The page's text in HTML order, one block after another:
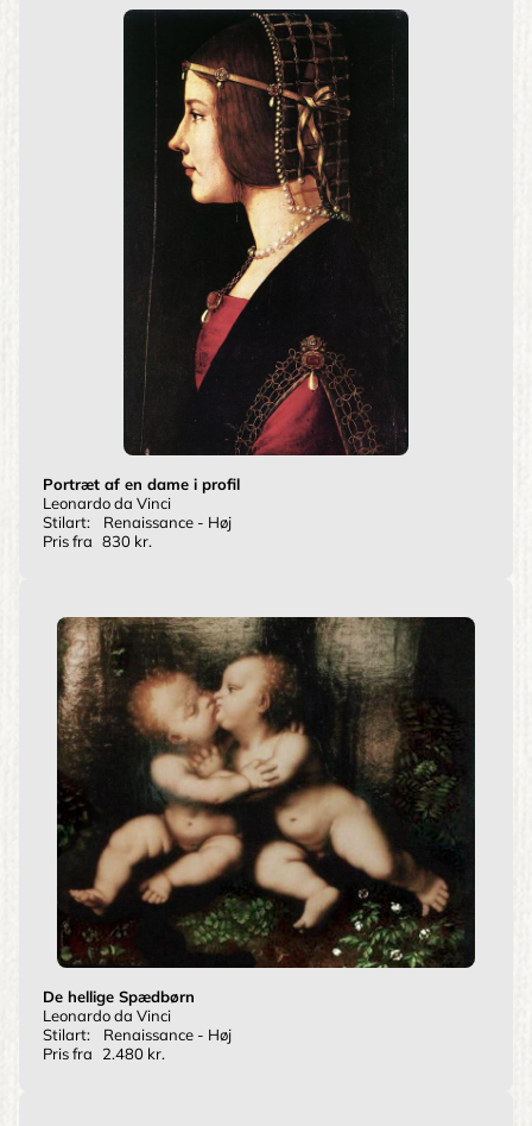
Portræt af en dame i profil
Leonardo da Vinci
Stilart:
Renaissance - Høj
Pris fra 830 kr.
De hellige Spædbørn
Leonardo da Vinci
Stilart:
Renaissance - Høj
Pris fra
2.480 kr.